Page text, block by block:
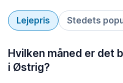
Lejepris Stedets
Hvilken måned er det
i Østrig?